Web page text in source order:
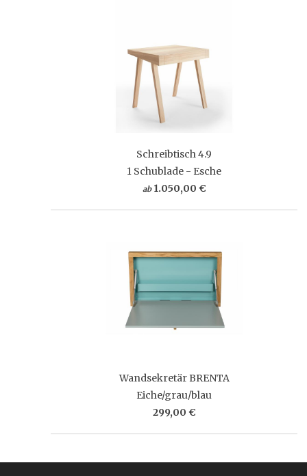
Schreibtisch 4.9
1 Schublade - Esche
ab 1.050,00 €
Wandsekretär BRENTA
Eiche/grau/blau
299,00 €